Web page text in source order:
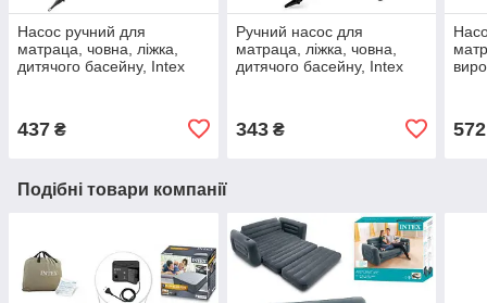
Насос ручний для
матраца, човна, ліжка,
дитячого басейну, Intex
437 ₴
Ручний насос для
матраца, ліжка, човна,
дитячого басейну, Intex
343₴ 572
Подібні товари компанії